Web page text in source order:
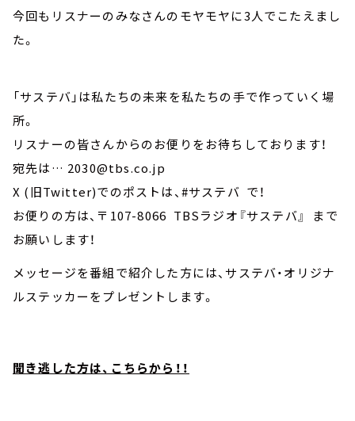
今回もリスナーのみなさんのモヤモヤに3人でこたえまし
た。
「サステバ」は私たちの未来を私たちの手で作っていく場
所。
リスナーの皆さんからのお便りをお待ちしております！
宛先は… 2030@tbs.co.jp
X (旧Twitter)でのポストは、#サステバ で！
お便りの方は、〒107-8066 TBSラジオ『サステバ』 まで
お願いします！
メッセージを番組で紹介した方には、サステバ・オリジナ
ルステッカーをプレゼントします。
聞き逃した方は、こちらから！！